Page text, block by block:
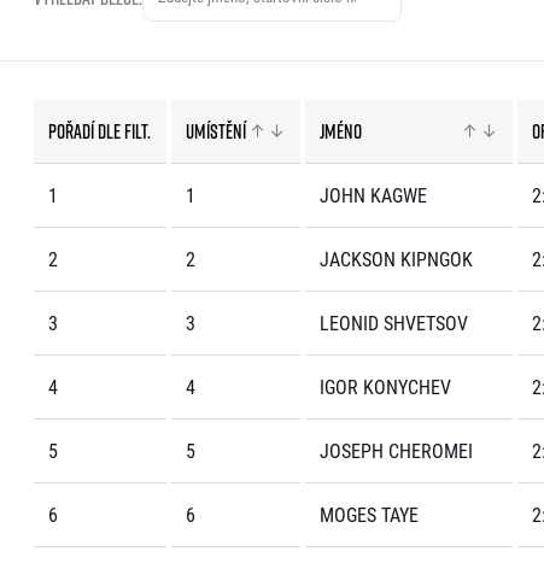
Systém bodování
Napoli Running
O Napoli Running
RunCzech Halfs
Projekt RunCzech Halfs
Pořadí dle filt. Umístění Jméno
1 1 JOHN KAGWE
2 2 JACKSON KIPNGOK
3 3 LEONID SHVETSOV
4 4 IGOR KONYCHEV
5 5 JOSEPH CHEROMEI
6 6 MOGES TAYE